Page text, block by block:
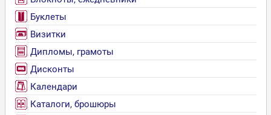
Буклеты
Визитки
Дипломы, грамоты
Дисконты
Календари
Каталоги, брошюры